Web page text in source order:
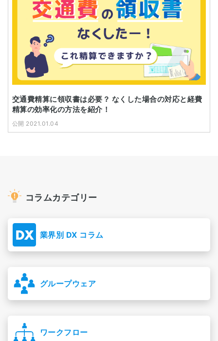
交通費精算に領収書は必要？ なくした場合の対応と経費
精算の効率化の方法を紹介！
公開 2021.01.04
コラムカテゴリー
業界別 DX コラム
グループウェア
ワークフロー